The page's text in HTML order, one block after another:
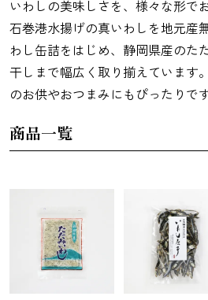
まつも 昆布
さんま かつお
いわし
し
（ち
いわしの美味しさを、様々な形で
石巻港水揚げの真いわしを地元産
わし缶詰をはじめ、静岡県産のた
干しまで幅広く取り揃えています
のお供やおつまみにもぴったりです
商品一覧